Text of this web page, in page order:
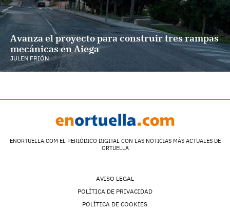
Avanza el proyecto para construir tres rampas
mecánicas en Aiega
JULEN FRIÓN
ENORTUELLA.COM EL PERIÓDICO DIGITAL CON LAS NOTICIAS MÁS ACTUALES DE
ORTUELLA
AVISO LEGAL
POLÍTICA DE PRIVACIDAD
POLÍTICA DE COOKIES